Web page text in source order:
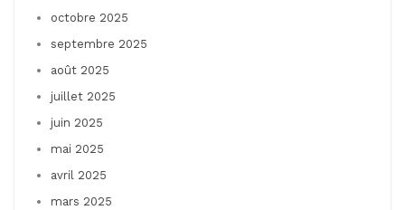
octobre 2025
septembre 2025
août 2025
juillet 2025
juin 2025
mai 2025
avril 2025
mars 2025